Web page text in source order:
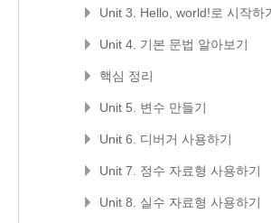
Unit 3. Hello, world!로 시작하
Unit 4. 기본 문법 알아보기
핵심 정리
Unit 5. 변수 만들기
Unit 6. 디버거 사용하기
Unit 7. 정수 자료형 사용하기
Unit 8. 실수 자료형 사용하기